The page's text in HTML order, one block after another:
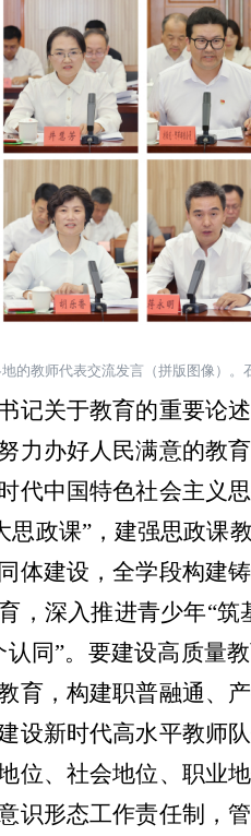
的教师代表交流发言（拼版图像）。
关于教育的重要论
力办好人民满意的教
代中国特色社会主义
思政课”，建强思政课
体建设，全学段构建
，深入推进青少年“筑
认同”。要建设高质量
育，构建职普融通、
设新时代高水平教师
位、社会地位、职业
识形态工作责任制，